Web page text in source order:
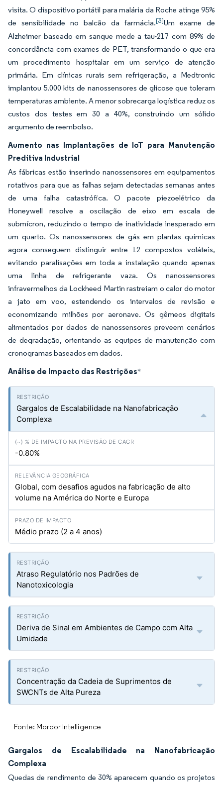
visita. O dispositivo portátil para malária da Roche atinge 95%
de sensibilidade no balcão da farmácia.[3]Um exame de
Alzheimer baseado em sangue mede a tau-217 com 89% de
concordância com exames de PET, transformando o que era
um procedimento hospitalar em um serviço de atenção
primária. Em clínicas rurais sem refrigeração, a Medtronic
implantou 5.000 kits de nanossensores de glicose que toleram
temperaturas ambiente. A menor sobrecarga logística reduz os
custos dos testes em 30 a 40%, construindo um sólido
argumento de reembolso.
Aumento nas Implantações de IoT para Manutenção
Preditiva Industrial
As fábricas estão inserindo nanossensores em equipamentos
rotativos para que as falhas sejam detectadas semanas antes
de uma falha catastrófica. O pacote piezoelétrico da
Honeywell resolve a oscilação de eixo em escala de
submícron, reduzindo o tempo de inatividade inesperado em
um quarto. Os nanossensores de gás em plantas químicas
agora conseguem distinguir entre 12 compostos voláteis,
evitando paralisações em toda a instalação quando apenas
uma linha de refrigerante vaza. Os nanossensores
infravermelhos da Lockheed Martin rastreiam o calor do motor
a jato em voo, estendendo os intervalos de revisão e
economizando milhões por aeronave. Os gêmeos digitais
alimentados por dados de nanossensores preveem cenários
de degradação, orientando as equipes de manutenção com
cronogramas baseados em dados.
Análise de Impacto das Restrições*
Gargalos de Escalabilidade na Nanofabricação
Complexa
-0.80%
Global, com desafios agudos na fabricação de alto
volume na América do Norte e Europa
Médio prazo (2 a 4 anos)
Atraso Regulatório nos Padrões de
Nanotoxicologia
Deriva de Sinal em Ambientes de Campo com Alta
Umidade
Concentração da Cadeia de Suprimentos de
SWCNTs de Alta Pureza
Fonte: Mordor Intelligence
Gargalos de Escalabilidade na Nanofabricação
Complexa
Quedas de rendimento de 30% aparecem quando os projetos